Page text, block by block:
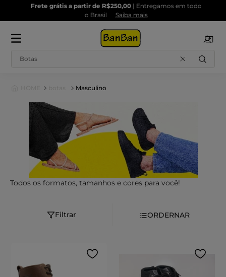
Frete grátis a partir de R$250,00| Entregamos em todo
o Brasil
Saiba mais
Masculino
Todos os formatos, tamanhos e cores para você!
Filtrar